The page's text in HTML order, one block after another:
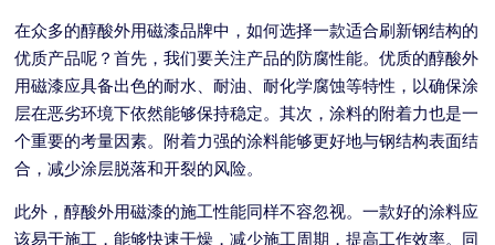
在众多的醇酸外用磁漆品牌中，如何选择一款适合刷新钢结构的
优质产品呢？首先，我们要关注产品的防腐性能。优质的醇酸外
用磁漆应具备出色的耐水、耐油、耐化学腐蚀等特性，以确保涂
层在恶劣环境下依然能够保持稳定。其次，涂料的附着力也是一
个重要的考量因素。附着力强的涂料能够更好地与钢结构表面结
合，减少涂层脱落和开裂的风险。
此外，醇酸外用磁漆的施工性能同样不容忽视。一款好的涂料应
该易于施工，能够快速干燥，减少施工周期，提高工作效率。同